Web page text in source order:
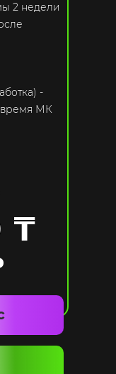
2 недели
-
время МК
₸